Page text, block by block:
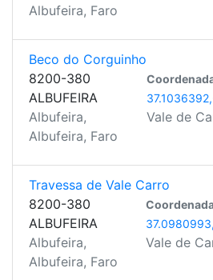
Albufeira, Faro
Beco do Corguinho
8200-380
ALBUFEIRA
Albufeira,
Albufeira, Faro
Vale de
Travessa de Vale Carro
8200-380
ALBUFEIRA
Albufeira,
Albufeira, Faro
Vale de